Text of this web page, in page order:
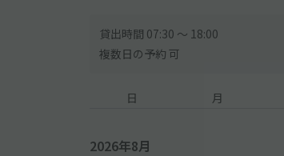
貸出時間 07:30 〜 18:00
複数日の予約 可
日 月
2026年8月